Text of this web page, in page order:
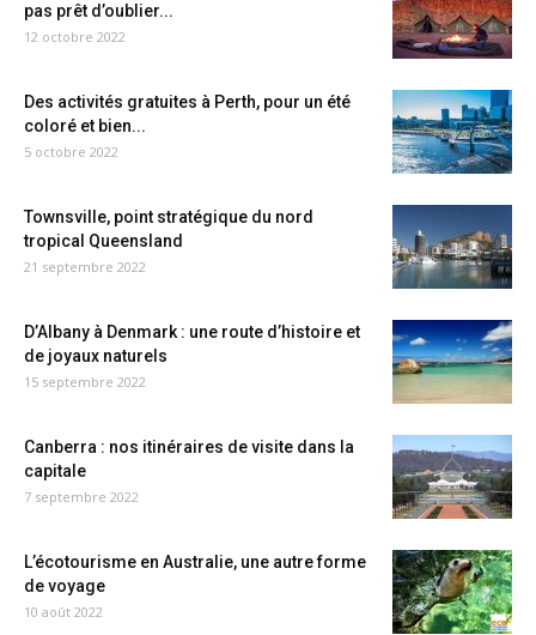
pas prêt d’oublier...
12 octobre 2022
Des activités gratuites à Perth, pour un été
coloré et bien...
5 octobre 2022
Townsville, point stratégique du nord
tropical Queensland
21 septembre 2022
D’Albany à Denmark : une route d’histoire et
de joyaux naturels
15 septembre 2022
Canberra : nos itinéraires de visite dans la
capitale
7 septembre 2022
L’écotourisme en Australie, une autre forme
de voyage
10 août 2022